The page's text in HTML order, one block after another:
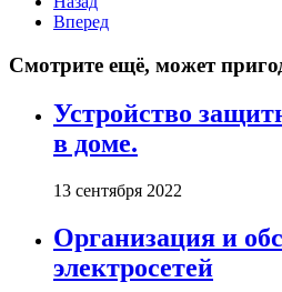
Вперед
Смотрите ещё, может
Устройство
в доме.
13 сентября 2022
Организация и
электросетей